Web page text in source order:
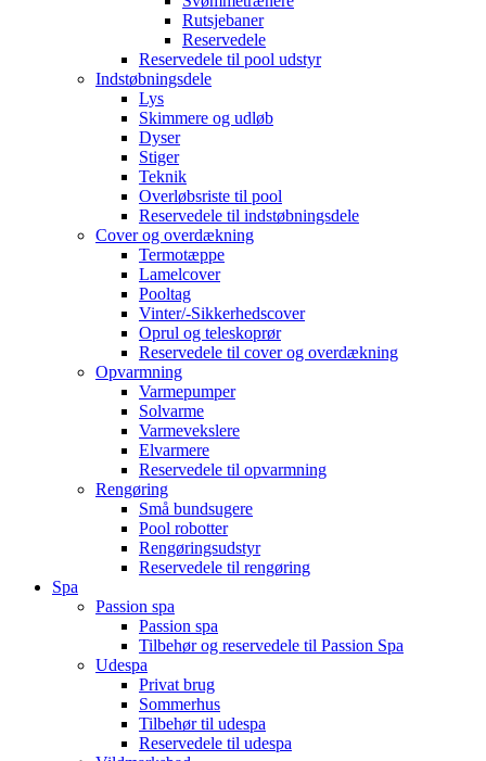
Rutsjebaner
Reservedele
Reservedele til pool udstyr
Indstøbningsdele
Lys
Skimmere og udløb
Dyser
Stiger
Teknik
Overløbsriste til pool
Reservedele til indstøbningsdele
Cover og overdækning
Termotæppe
Lamelcover
Pooltag
Vinter/-Sikkerhedscover
Oprul og teleskoprør
Reservedele til cover og overdækning
Opvarmning
Varmepumper
Solvarme
Varmevekslere
Elvarmere
Reservedele til opvarmning
Rengøring
Små bundsugere
Pool robotter
Rengøringsudstyr
Reservedele til rengøring
Spa
Passion spa
Passion spa
Tilbehør og reservedele til Passion Spa
Udespa
Privat brug
Sommerhus
Tilbehør til udespa
Reservedele til udespa